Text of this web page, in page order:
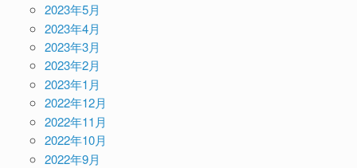
2023年5月
2023年4月
2023年3月
2023年2月
2023年1月
2022年12月
2022年11月
2022年10月
2022年9月